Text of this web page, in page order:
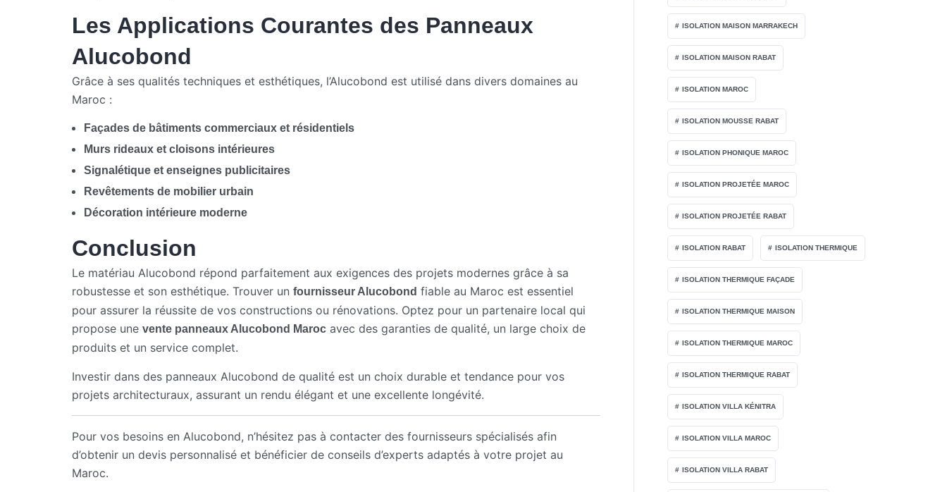
Les Applications Courantes des Panneaux
Alucobond
Grâce à ses qualités techniques et esthétiques, l’Alucobond est utilisé dans divers domaines au
Maroc :
Façades de bâtiments commerciaux et résidentiels
Murs rideaux et cloisons intérieures
Signalétique et enseignes publicitaires
Revêtements de mobilier urbain
Décoration intérieure moderne
Conclusion
Le matériau Alucobond répond parfaitement aux exigences des projets modernes grâce à sa
robustesse et son esthétique. Trouver un fournisseur Alucobond fiable au Maroc est essentiel
pour assurer la réussite de vos constructions ou rénovations. Optez pour un partenaire local qui
propose une vente panneaux Alucobond Maroc avec des garanties de qualité, un large choix de
produits et un service complet.
Investir dans des panneaux Alucobond de qualité est un choix durable et tendance pour vos
projets architecturaux, assurant un rendu élégant et une excellente longévité.
Pour vos besoins en Alucobond, n’hésitez pas à contacter des fournisseurs spécialisés afin
d’obtenir un devis personnalisé et bénéficier de conseils d’experts adaptés à votre projet au
Maroc.
ISOLATION MAISON MARRAKECH
ISOLATION MAISON RABAT
ISOLATION MAROC
ISOLATION MOUSSE RABAT
ISOLATION PHONIQUE MAROC
ISOLATION PROJETÉE MAROC
ISOLATION PROJETÉE RABAT
ISOLATION RABAT ISOLATION THERMIQUE
ISOLATION THERMIQUE FAÇADE
ISOLATION THERMIQUE MAISON
ISOLATION THERMIQUE MAROC
ISOLATION THERMIQUE RABAT
ISOLATION VILLA KÉNITRA
ISOLATION VILLA MAROC
ISOLATION VILLA RABAT